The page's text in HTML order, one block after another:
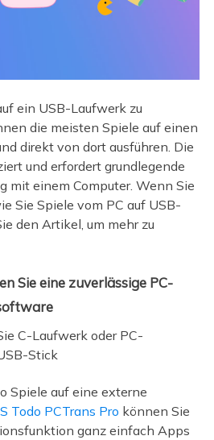
ein USB-Laufwerk zu
die meisten Spiele auf einen
direkt von dort ausführen. Die
und erfordert grundlegende
mit einem Computer. Wenn Sie
Sie Spiele vom PC auf USB-
den Artikel, um mehr zu
Sie eine zuverlässige PC-
C-Laufwerk oder PC-
Stick
Spiele auf eine externe
Todo PCTrans Pro können Sie
ganz einfach Apps